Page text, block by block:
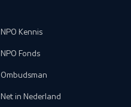
NPO Kennis
NPO Fonds
Ombudsman
Net in Nederland